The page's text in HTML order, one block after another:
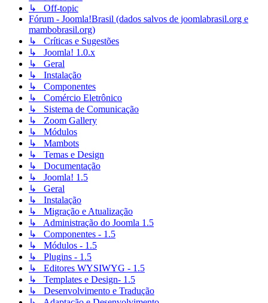
↳ Off-topic
Fórum - Joomla!Brasil (dados salvos de joomlabrasil.org e
mambobrasil.org)
↳ Críticas e Sugestões
↳ Joomla! 1.0.x
↳ Geral
↳ Instalação
↳ Componentes
↳ Comércio Eletrônico
↳ Sistema de Comunicação
↳ Zoom Gallery
↳ Módulos
↳ Mambots
↳ Temas e Design
↳ Documentação
↳ Joomla! 1.5
↳ Geral
↳ Instalação
↳ Migração e Atualização
↳ Administração do Joomla 1.5
↳ Componentes - 1.5
↳ Módulos - 1.5
↳ Plugins - 1.5
↳ Editores WYSIWYG - 1.5
↳ Templates e Design- 1.5
↳ Desenvolvimento e Tradução